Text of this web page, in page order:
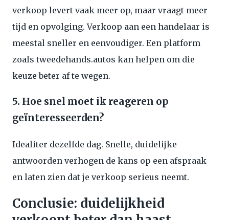
verkoop levert vaak meer op, maar vraagt meer
tijd en opvolging. Verkoop aan een handelaar is
meestal sneller en eenvoudiger. Een platform
zoals tweedehands.autos kan helpen om die
keuze beter af te wegen.
5. Hoe snel moet ik reageren op
geïnteresseerden?
Idealiter dezelfde dag. Snelle, duidelijke
antwoorden verhogen de kans op een afspraak
en laten zien dat je verkoop serieus neemt.
Conclusie: duidelijkheid